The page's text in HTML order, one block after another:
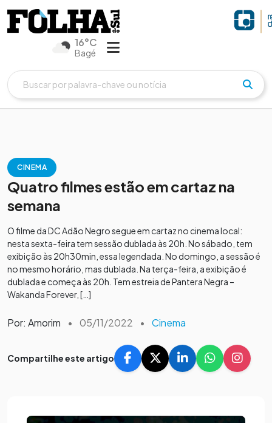
16°C
Bagé
CINEMA
Quatro filmes estão em cartaz na
semana
O filme da DC Adão Negro segue em cartaz no cinema local:
nesta sexta-feira tem sessão dublada às 20h. No sábado, tem
exibição às 20h30min, essa legendada. No domingo, a sessão é
no mesmo horário, mas dublada. Na terça-feira, a exibição é
dublada e começa às 20h. Tem estreia de Pantera Negra –
Wakanda Forever, […]
Por: Amorim • 05/11/2022 • Cinema
Compartilhe este artigo